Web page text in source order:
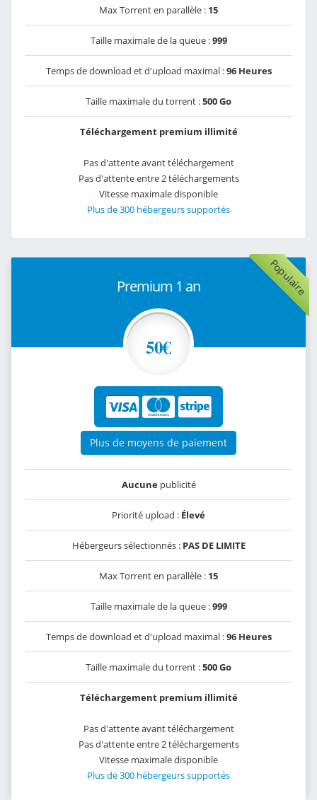
Max Torrent en parallèle : 15
Taille maximale de la queue :999
Temps de download et d'upload maximal :96 Heures
Taille maximale du torrent :500 Go
Téléchargement premium illimité
Pas d'attente avant téléchargement
Pas d'attente entre 2 téléchargements
Vitesse maximale disponible
Plus de 300 hébergeurs supportés
Populaire
Premium 1 an
50€
Plus de moyens de paiement
Aucunepublicité
Priorité upload : Élevé
Hébergeurs sélectionnés : PAS DE LIMITE
Max Torrent en parallèle : 15
Taille maximale de la queue :999
Temps de download et d'upload maximal :96 Heures
Taille maximale du torrent :500 Go
Téléchargement premium illimité
Pas d'attente avant téléchargement
Pas d'attente entre 2 téléchargements
Vitesse maximale disponible
Plus de 300 hébergeurs supportés